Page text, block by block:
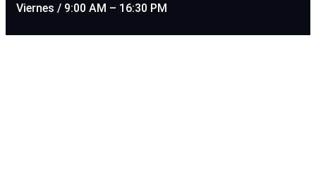
Viernes / 9:00 AM – 16:30 PM